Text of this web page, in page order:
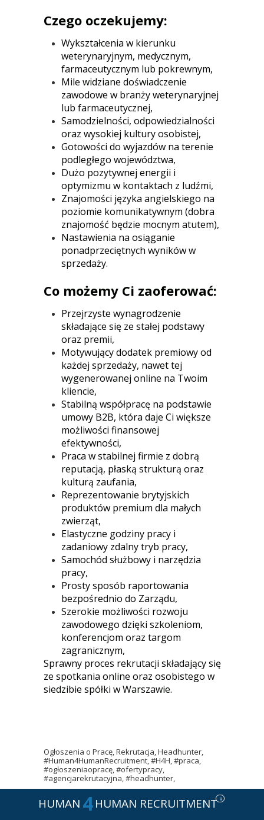
R
HUMAN RECRUITMENT
4
HUMAN
Czego oczekujemy:
Wykształcenia w kierunku
weterynaryjnym, medycznym,
farmaceutycznym lub pokrewnym,
Mile widziane doświadczenie
zawodowe w branży weterynaryjnej
lub farmaceutycznej,
Samodzielności, odpowiedzialności
oraz wysokiej kultury osobistej,
Gotowości do wyjazdów na terenie
podległego województwa,
Dużo pozytywnej energii i
optymizmu w kontaktach z ludźmi,
Znajomości języka angielskiego na
poziomie komunikatywnym (dobra
znajomość będzie mocnym atutem),
Nastawienia na osiąganie
ponadprzeciętnych wyników w
sprzedaży.
Co możemy Ci zaoferować:
Przejrzyste wynagrodzenie
składające się ze stałej podstawy
oraz premii,
Motywujący dodatek premiowy od
każdej sprzedaży, nawet tej
wygenerowanej online na Twoim
kliencie,
Stabilną współpracę na podstawie
umowy B2B, która daje Ci większe
możliwości finansowej
efektywności,
Praca w stabilnej firmie z dobrą
reputacją, płaską strukturą oraz
kulturą zaufania,
Reprezentowanie brytyjskich
produktów premium dla małych
zwierząt,
Elastyczne godziny pracy i
zadaniowy zdalny tryb pracy,
Samochód służbowy i narzędzia
pracy,
Prosty sposób raportowania
bezpośrednio do Zarządu,
Szerokie możliwości rozwoju
zawodowego dzięki szkoleniom,
konferencjom oraz targom
zagranicznym,
Sprawny proces rekrutacji składający się
ze spotkania online oraz osobistego w
siedzibie spółki w Warszawie.
Ogłoszenia o Pracę, Rekrutacja, Headhunter,
#Human4HumanRecruitment, #H4H, #praca,
#ogłoszeniaopracę, #ofertypracy,
#agencjarekrutacyjna, #headhunter,